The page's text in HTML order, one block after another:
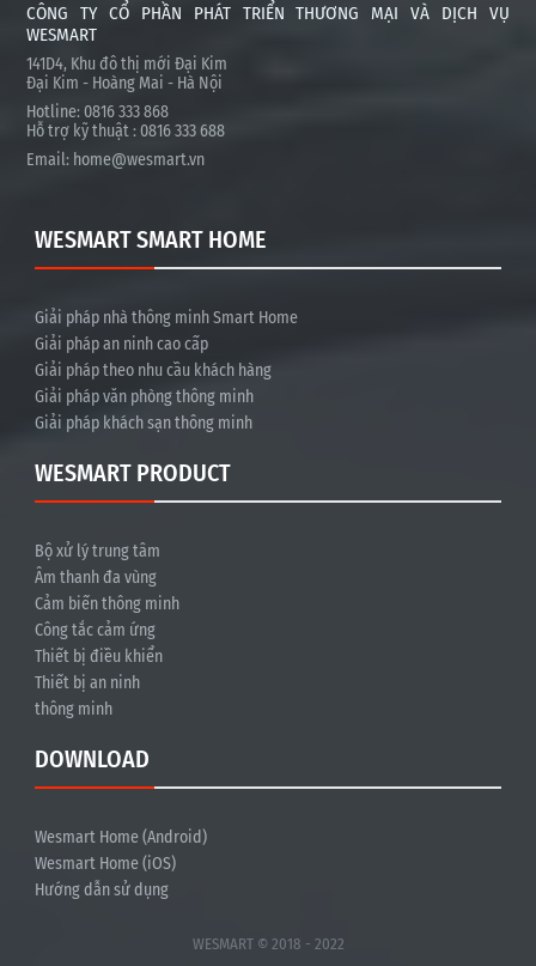
CÔNG TY CỔ PHẦN PHÁT TRIỂN THƯƠNG MẠI VÀ DỊCH VỤ
WESMART
141D4, Khu đô thị mới Đại Kim
Đại Kim - Hoàng Mai - Hà Nội
Hotline: 0816 333 868
Hỗ trợ kỹ thuật : 0816 333 688
Email: home@wesmart.vn
WESMART SMART HOME
Giải pháp nhà thông minh Smart Home
Giải pháp an ninh cao cấp
Giải pháp theo nhu cầu khách hàng
Giải pháp văn phòng thông minh
Giải pháp khách sạn thông minh
WESMART PRODUCT
Bộ xử lý trung tâm
Âm thanh đa vùng
Cảm biến thông minh
Công tắc cảm ứng
Thiết bị điều khiển
Thiết bị an ninh
thông minh
DOWNLOAD
Wesmart Home (Android)
Wesmart Home (iOS)
Hướng dẫn sử dụng
WESMART © 2018 - 2022